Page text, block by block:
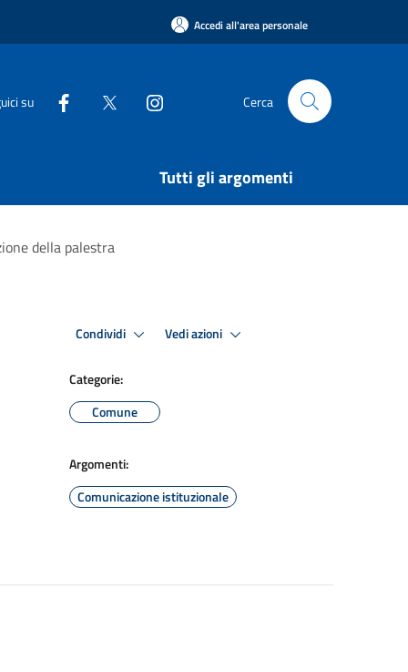
Accedi all'area personale
su Cerca
Tutti gli argomenti
della palestra
Condividi Vedi azioni
Categorie:
Comune
Argomenti:
Comunicazione istituzionale